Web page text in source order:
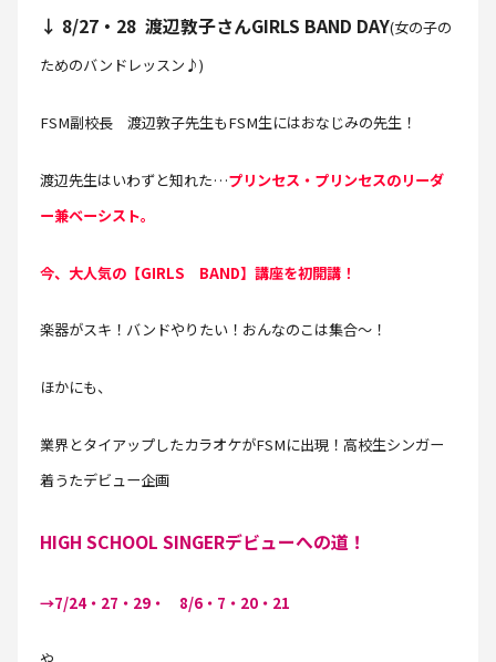
↓ 8/27・28 渡辺敦子さんGIRLS BAND DAY(女の子の
ためのバンドレッスン♪)
FSM副校長 渡辺敦子先生もFSM生にはおなじみの先生！
渡辺先生はいわずと知れた…プリンセス・プリンセスのリーダ
ー兼ベーシスト。
今、大人気の【GIRLS BAND】講座を初開講！
楽器がスキ！バンドやりたい！おんなのこは集合～！
ほかにも、
業界とタイアップしたカラオケがFSMに出現！高校生シンガー
着うたデビュー企画
HIGH SCHOOL SINGERデビューへの道！
→7/24・27・29・ 8/6・7・20・21